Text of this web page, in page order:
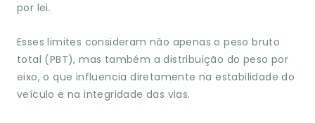
por lei.
Esses limites consideram não apenas o peso bruto
total (PBT), mas também a distribuição do peso por
eixo, o que influencia diretamente na estabilidade do
veículo e na integridade das vias.